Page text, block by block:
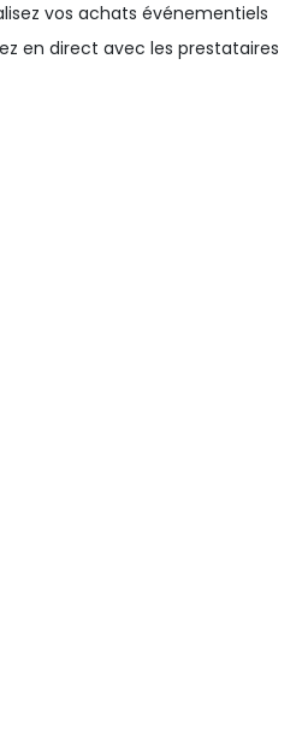
vos achats événementiels
en direct avec les prestataires